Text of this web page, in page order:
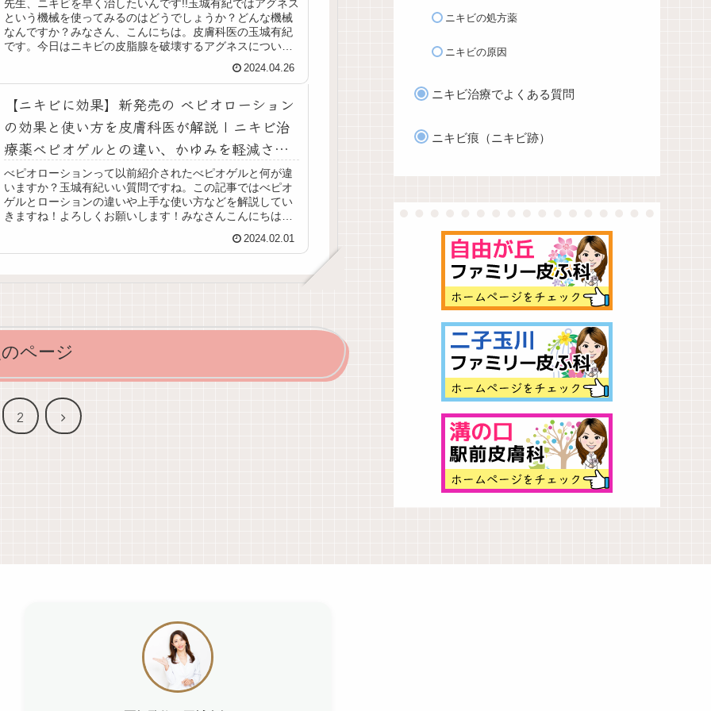
先生、ニキビを早く治したいんです!!玉城有紀ではアグネス
という機械を使ってみるのはどうでしょうか？どんな機械
なんですか？みなさん、こんにちは。皮膚科医の玉城有紀
です。今日はニキビの皮脂腺を破壊するアグネスについて
2024.04.26
【ニキビに効果】新発売の べピオローション
の効果と使い方を皮膚科医が解説 | ニキビ治
療薬べピオゲルとの違い、かゆみを軽減させ
る塗り方は？
べピオローションって以前紹介されたべピオゲルと何が違
いますか？玉城有紀いい質問ですね。この記事ではべピオ
ゲルとローションの違いや上手な使い方などを解説してい
きますね！よろしくお願いします！みなさんこんにちは。
2024.02.01
ページ
2
次
ニキビの処方薬
ニキビの原因
ニキビ治療でよくある質問
ニキビ痕（ニキビ跡）